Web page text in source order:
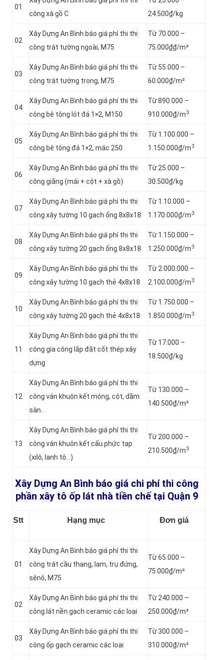
01
công xà gồ C
24.500₫/kg
02
Xây Dựng An Bình báo giá phí thi thi
công trát tường ngoài, M75
Từ 70.000 –
75.000₫₫/m²
03
Xây Dựng An Bình báo giá phí thi thi
công trát tường trong, M75
Từ 55.000 –
60.000₫/m²
04
Xây Dựng An Bình báo giá phí thi thi
công bê tông lót đá 1×2, M150
Từ 890.000 –
910.000₫/m3
05
Xây Dựng An Bình báo giá phí thi thi
công bê tông đá 1×2, mác 250
Từ 1.100.000 –
1.150.000₫/m3
06
Xây Dựng An Bình báo giá phí thi thi
công giằng (mái + cột + xà gồ)
Từ 25.000 –
30.500₫/kg
07
Xây Dựng An Bình báo giá phí thi thi
công xây tường 10 gạch ống 8x8x18
Từ 1.10.000 –
1.170.000₫/m3
08
Xây Dựng An Bình báo giá phí thi thi
công xây tường 20 gạch ống 8x8x18
Từ 1.150.000 –
1.250.000₫/m3
09
Xây Dựng An Bình báo giá phí thi thi
công xây tường 10 gạch thẻ 4x8x18
Từ 2.000.000 –
2.100.000₫/m3
10
Xây Dựng An Bình báo giá phí thi thi
công xây tường 20 gạch thẻ 4x8x18
Từ 1.750.000 –
1.850.000₫/m3
11
Xây Dựng An Bình báo giá phí thi thi
công gia công lắp đặt cốt thép xây
dựng
Từ 17.000 –
18.500₫/kg
12
Xây Dựng An Bình báo giá phí thi thi
công ván khuôn kết móng, cột, dầm
sàn..
Từ 130.000 –
140.500₫/m²
13
Xây Dựng An Bình báo giá phí thi thi
công ván khuôn kết cấu phức tạp
(xilô, lanh tô…)
Từ 200.000 –
210.500₫/m3
Xây Dựng An Bình báo giá chi phí thi công
phần xây tô ốp lát nhà tiền chế tại Quận 9
Stt Hạng mục Đơn giá
01
Xây Dựng An Bình báo giá phí thi thi
công trát cầu thang, lam, trụ đứng,
sênô, M75
Từ 65.000 –
75.000₫/m²
02
Xây Dựng An Bình báo giá phí thi thi
công lát nền gạch ceramic các loại
Từ 240.000 –
250.000₫/m²
03
Xây Dựng An Bình báo giá phí thi thi
công ốp gạch ceramic các loại
Từ 300.000 –
310.000₫/m²